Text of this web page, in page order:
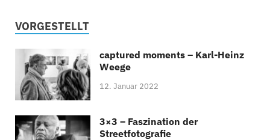
VORGESTELLT
captured moments – Karl-Heinz
Weege
12. Januar 2022
3×3 – Faszination der
Streetfotografie